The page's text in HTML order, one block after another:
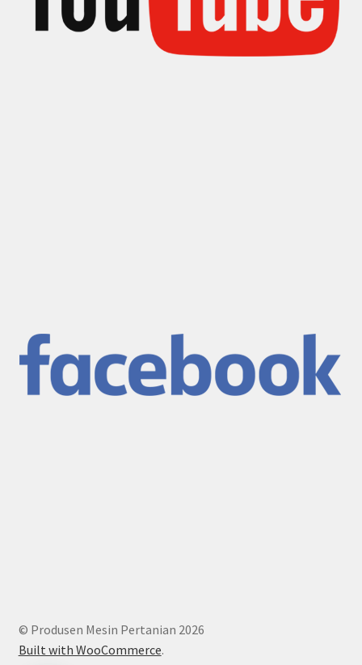
© Produsen Mesin Pertanian 2026
Built with WooCommerce.